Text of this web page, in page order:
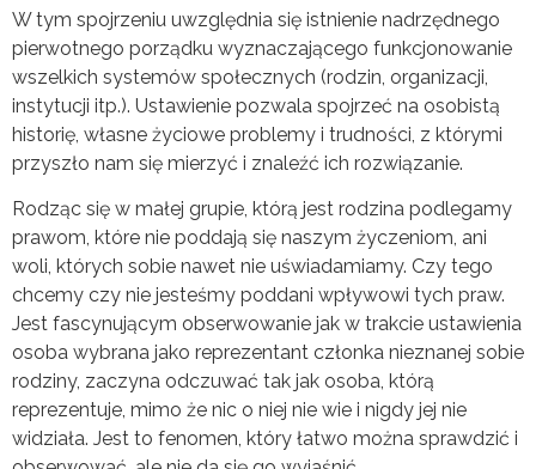
W tym spojrzeniu uwzględnia się istnienie nadrzędnego
pierwotnego porządku wyznaczającego funkcjonowanie
wszelkich systemów społecznych (rodzin, organizacji,
instytucji itp.). Ustawienie pozwala spojrzeć na osobistą
historię, własne życiowe problemy i trudności, z którymi
przyszło nam się mierzyć i znaleźć ich rozwiązanie.
Rodząc się w małej grupie, którą jest rodzina podlegamy
prawom, które nie poddają się naszym życzeniom, ani
woli, których sobie nawet nie uświadamiamy. Czy tego
chcemy czy nie jesteśmy poddani wpływowi tych praw.
Jest fascynującym obserwowanie jak w trakcie ustawienia
osoba wybrana jako reprezentant członka nieznanej sobie
rodziny, zaczyna odczuwać tak jak osoba, którą
reprezentuje, mimo że nic o niej nie wie i nigdy jej nie
widziała. Jest to fenomen, który łatwo można sprawdzić i